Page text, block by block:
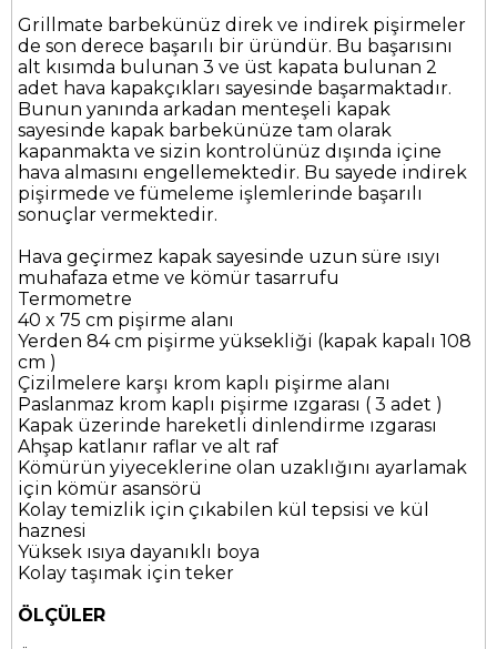
Grillmate barbekünüz direk ve indirek pişirmeler
de son derece başarılı bir üründür. Bu başarısını
alt kısımda bulunan 3 ve üst kapata bulunan 2
adet hava kapakçıkları sayesinde başarmaktadır.
Bunun yanında arkadan menteşeli kapak
sayesinde kapak barbekünüze tam olarak
kapanmakta ve sizin kontrolünüz dışında içine
hava almasını engellemektedir. Bu sayede indirek
pişirmede ve fümeleme işlemlerinde başarılı
sonuçlar vermektedir.
Hava geçirmez kapak sayesinde uzun süre ısıyı
muhafaza etme ve kömür tasarrufu
Termometre
40 x 75 cm pişirme alanı
Yerden 84 cm pişirme yüksekliği (kapak kapalı 108
cm )
Çizilmelere karşı krom kaplı pişirme alanı
Paslanmaz krom kaplı pişirme ızgarası ( 3 adet )
Kapak üzerinde hareketli dinlendirme ızgarası
Ahşap katlanır raflar ve alt raf
Kömürün yiyeceklerine olan uzaklığını ayarlamak
için kömür asansörü
Kolay temizlik için çıkabilen kül tepsisi ve kül
haznesi
Yüksek ısıya dayanıklı boya
Kolay taşımak için teker
ÖLÇÜLER